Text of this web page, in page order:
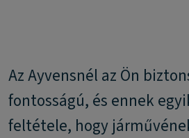
Az Ayvensnél az Ön
fontosságú, és ennek
feltétele, hogy